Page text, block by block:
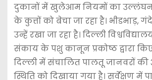
दुकानों में खुलेआम नियमों का उल्लंघन
के कुत्तों को बेचा जा रहा है। भीडभाड़,
उन्हें रखा जा रहा है। दिल्ली
संकाय के पशु कानून प्रकोष्ठ द्वारा
दिल्ली में संचालित पालतू जानवरों की
स्थिति को दिखाया गया है। सर्वेक्षण में